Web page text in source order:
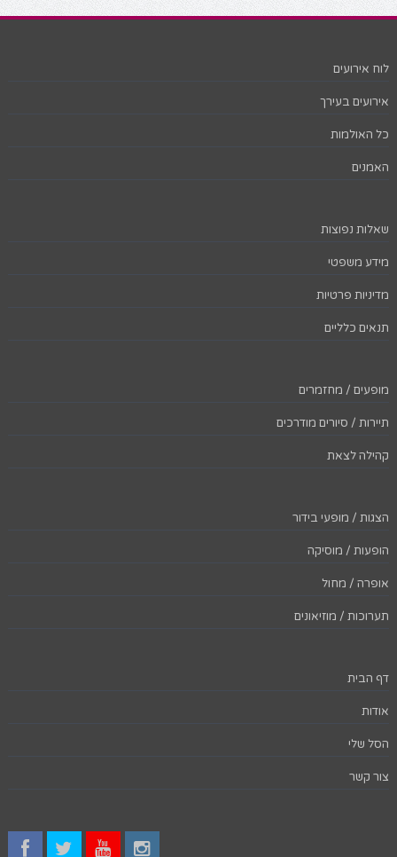
לוח אירועים
אירועים בעירך
כל האולמות
האמנים
שאלות נפוצות
מידע משפטי
מדיניות פרטיות
תנאים כלליים
מופעים / מחזמרים
תיירות / סיורים מודרכים
קהילה לצאת
הצגות / מופעי בידור
הופעות / מוסיקה
אופרה / מחול
תערוכות / מוזיאונים
דף הבית
אודות
הסל שלי
צור קשר